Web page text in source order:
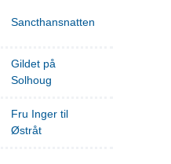
Sancthansnatten
Gildet på
Solhoug
Fru Inger til
Østråt